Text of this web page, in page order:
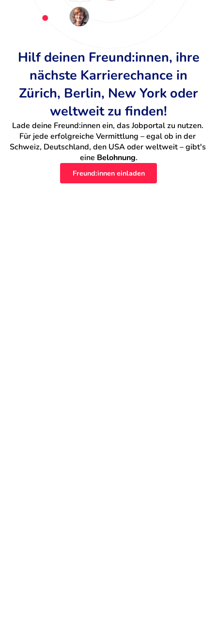
Hilf deinen Freund:innen, ihre
nächste Karrierechance in
Zürich, Berlin, New York oder
weltweit zu finden!
Lade deine Freund:innen ein, das Jobportal zu nutzen.
Für jede erfolgreiche Vermittlung – egal ob in der
Schweiz, Deutschland, den USA oder weltweit – gibt's
eine Belohnung.
Freund:innen einladen